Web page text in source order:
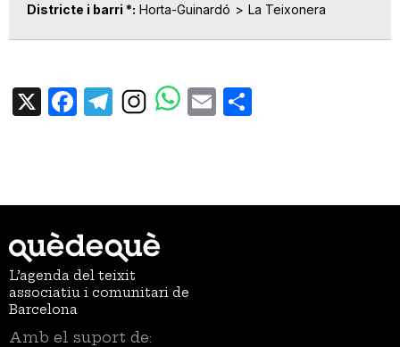
Districte i barri * Horta-Guinardó La Teixonera
X Facebook
TelegramEmail
L’agenda del teixit
associatiu i comunitari de
Barcelona
Amb el suport de: